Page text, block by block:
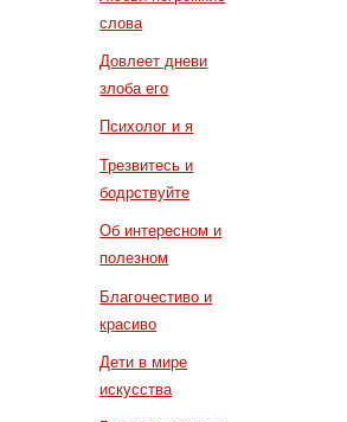
слова
Довлеет дневи
злоба его
Психолог и я
Трезвитесь и
бодрствуйте
Об интересном и
полезном
Благочестиво и
красиво
Дети в мире
искусства